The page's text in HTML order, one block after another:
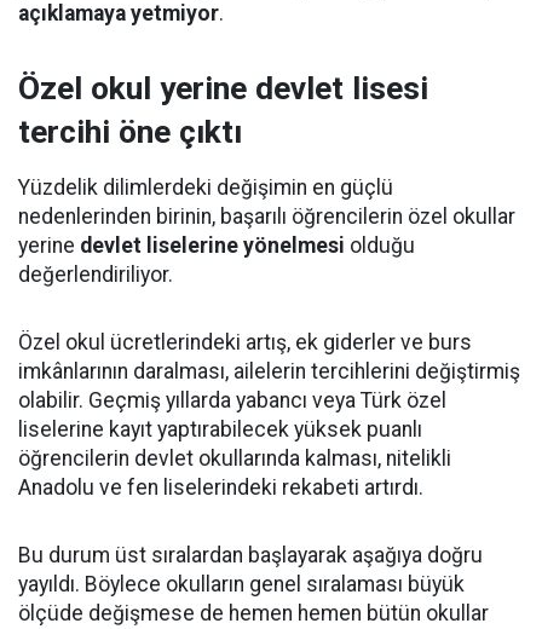
açıklamaya yetmiyor.
Özel okul yerine devlet lisesi
tercihi öne çıktı
Yüzdelik dilimlerdeki değişimin en güçlü
nedenlerinden birinin, başarılı öğrencilerin özel okullar
yerine devlet liselerine yönelmesi olduğu
değerlendiriliyor.
Özel okul ücretlerindeki artış, ek giderler ve burs
imkânlarının daralması, ailelerin tercihlerini değiştirmiş
olabilir. Geçmiş yıllarda yabancı veya Türk özel
liselerine kayıt yaptırabilecek yüksek puanlı
öğrencilerin devlet okullarında kalması, nitelikli
Anadolu ve fen liselerindeki rekabeti artırdı.
Bu durum üst sıralardan başlayarak aşağıya doğru
yayıldı. Böylece okulların genel sıralaması büyük
ölçüde değişmese de hemen hemen bütün okullar